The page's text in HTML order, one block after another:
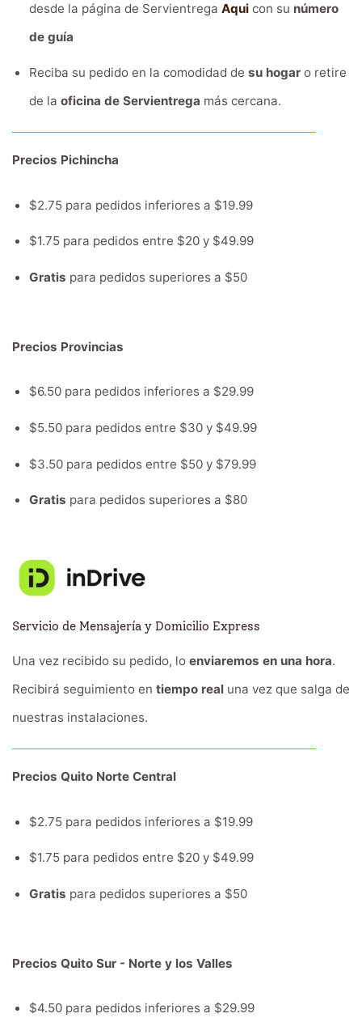
desde la página de Servientrega Aquicon su número
de guía
Reciba su pedido en la comodidad de su hogaro retire
de la oficina de Servientrega más cercana.
Precios Pichincha
$2.75 para pedidos inferiores a $19.99
$1.75 para pedidos entre $20 y $49.99
Gratis para pedidos superiores a $50
Precios Provincias
$6.50 para pedidos inferiores a $29.99
$5.50 para pedidos entre $30 y $49.99
$3.50 para pedidos entre $50 y $79.99
Gratis para pedidos superiores a $80
Servicio de Mensajería y Domicilio Express
Una vez recibido su pedido, lo enviaremos en una hora.
Recibirá seguimiento en tiempo real una vez que salga de
nuestras instalaciones.
Precios Quito Norte Central
$2.75 para pedidos inferiores a $19.99
$1.75 para pedidos entre $20 y $49.99
Gratis para pedidos superiores a $50
Precios Quito Sur - Norte y los Valles
$4.50 para pedidos inferiores a $29.99